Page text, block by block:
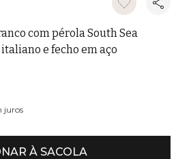
com pérola South Sea
e fecho em aço
juros
À SACOLA